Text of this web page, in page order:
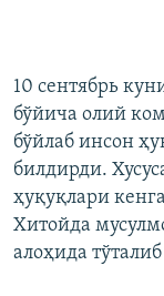
10 сентябрь
бўйича олий
бўйлаб инсон
билдирди.
ҳуқуқлари
Хитойда
алоҳида